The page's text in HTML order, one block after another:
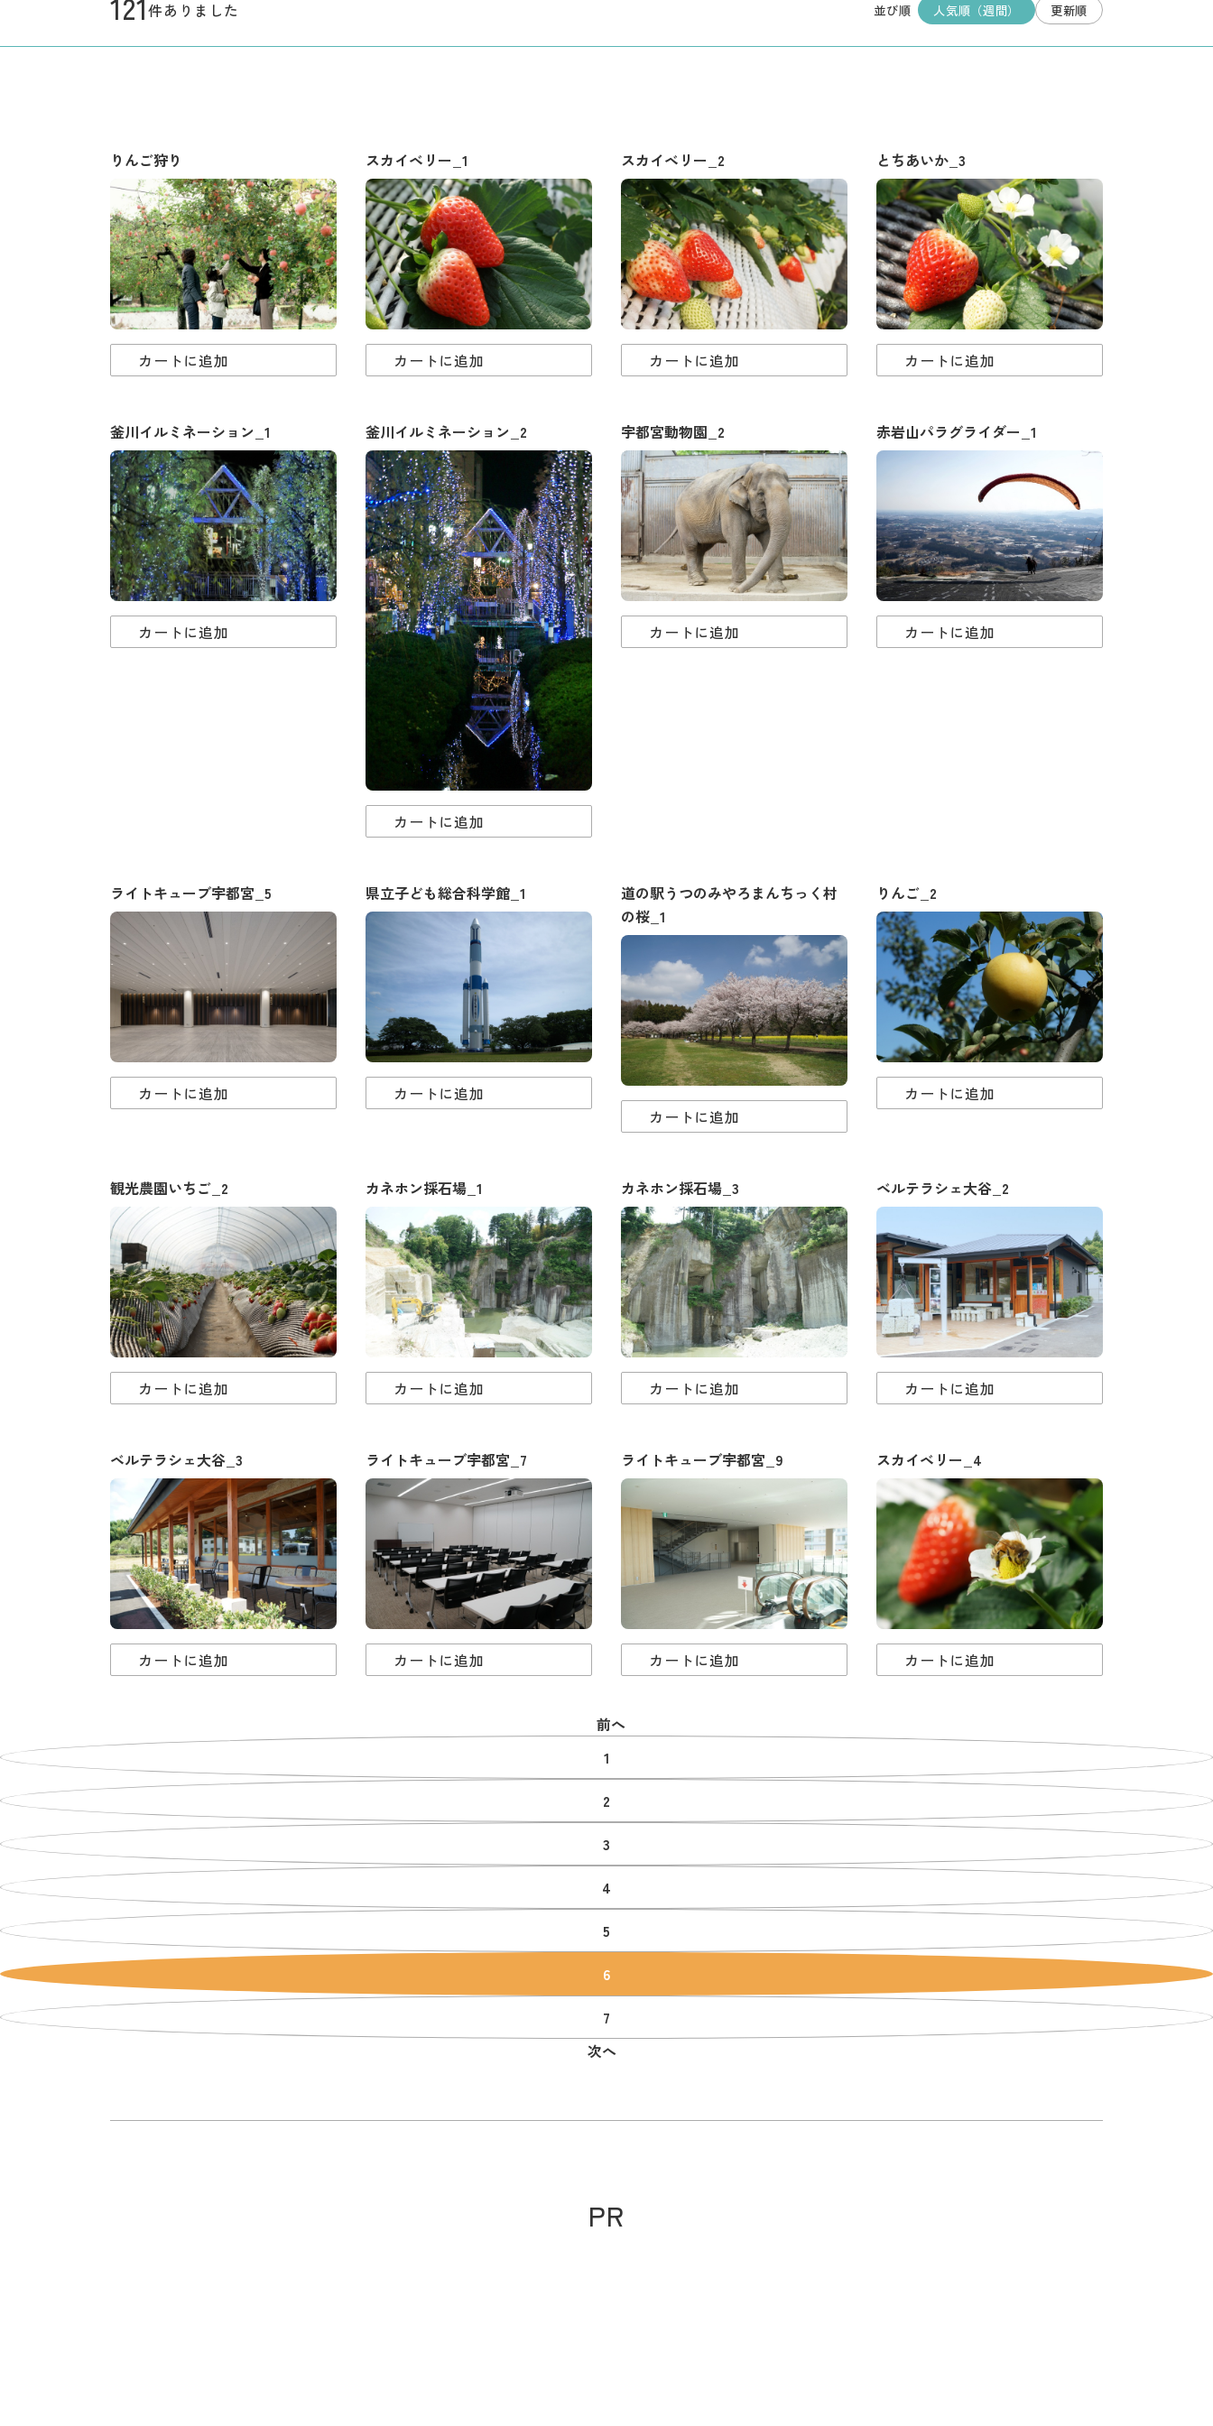
件ありました 並び順 人気順（週間） 更新順
りんご狩り
カートに追加
スカイベリー_1
カートに追加
スカイベリー_2
カートに追加
とちあいか_3
カートに追加
釜川イルミネーション_1
カートに追加
釜川イルミネーション_2
カートに追加
宇都宮動物園_2
カートに追加
赤岩山パラグライダー_1
カートに追加
ライトキューブ宇都宮_5
カートに追加
県立子ども総合科学館_1
カートに追加
道の駅うつのみやろまんちっく村
の桜_1
カートに追加
りんご_2
カートに追加
観光農園いちご_2
カートに追加
カネホン採石場_1
カートに追加
カネホン採石場_3
カートに追加
ベルテラシェ大谷_2
カートに追加
ベルテラシェ大谷_3
カートに追加
ライトキューブ宇都宮_7
カートに追加
ライトキューブ宇都宮_9
カートに追加
スカイベリー_4
カートに追加
前へ
1
2
3
4
5
6
7
次へ
PR